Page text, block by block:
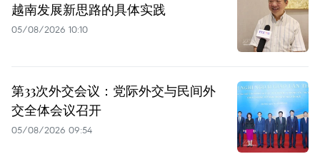
越南发展新思路的具体实践
05/08/2026 10:10
第33次外交会议：党际外交与民间外
交全体会议召开
05/08/2026 09:54